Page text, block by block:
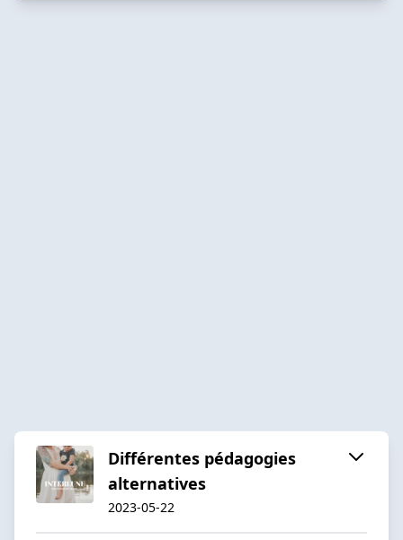
Différentes pédagogies
alternatives
2023-05-22